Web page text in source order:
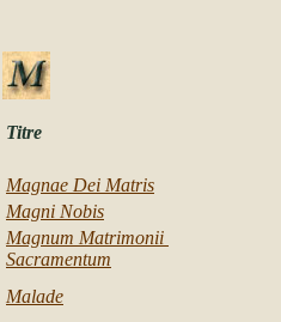
Titre
Magnae Dei Matris
Magni Nobis
Magnum Matrimonii
Sacramentum
Malade